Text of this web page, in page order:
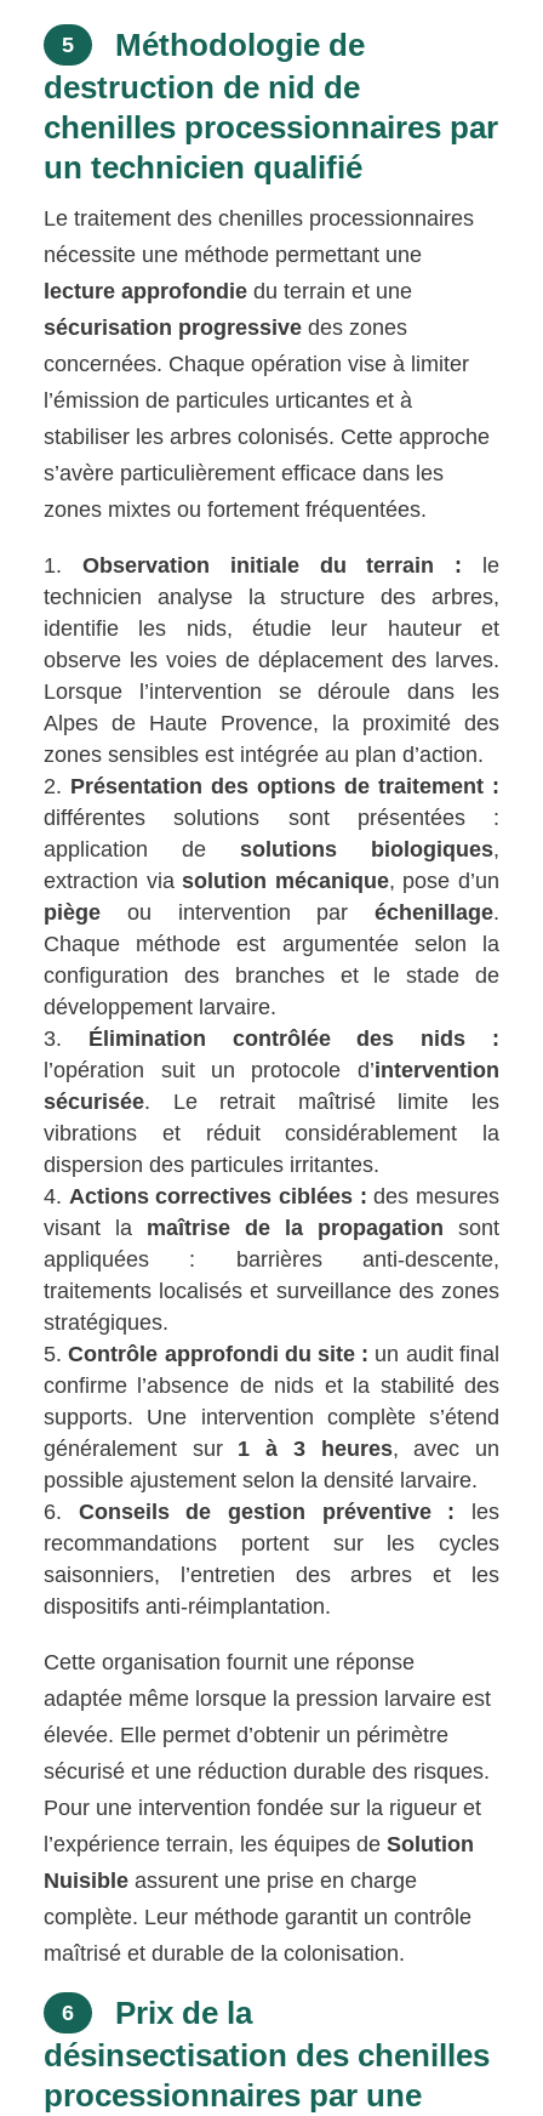
5
Méthodologie de
destruction de nid de
chenilles processionnaires par
un technicien qualifié
Le traitement des chenilles processionnaires
nécessite une méthode permettant une
lecture approfondie du terrain et une
sécurisation progressive des zones
concernées. Chaque opération vise à limiter
l’émission de particules urticantes et à
stabiliser les arbres colonisés. Cette approche
s’avère particulièrement efficace dans les
zones mixtes ou fortement fréquentées.
Observation initiale du terrain : le
technicien analyse la structure des arbres,
identifie les nids, étudie leur hauteur et
observe les voies de déplacement des larves.
Lorsque l’intervention se déroule dans les
Alpes de Haute Provence, la proximité des
zones sensibles est intégrée au plan d’action.
Présentation des options de traitement :
différentes solutions sont présentées :
application de solutions biologiques,
extraction viasolution mécanique, pose d’un
piège ou intervention par échenillage.
Chaque méthode est argumentée selon la
configuration des branches et le stade de
développement larvaire.
Élimination contrôlée des nids :
l’opération suit un protocole d’intervention
sécurisée. Le retrait maîtrisé limite les
vibrations et réduit considérablement la
dispersion des particules irritantes.
Actions correctives ciblées : des mesures
visant la maîtrise de la propagation sont
appliquées : barrières anti-descente,
traitements localisés et surveillance des zones
stratégiques.
Contrôle approfondi du site : un audit final
confirme l’absence de nids et la stabilité des
supports. Une intervention complète s’étend
généralement sur 1 à 3 heures, avec un
possible ajustement selon la densité larvaire.
Conseils de gestion préventive : les
recommandations portent sur les cycles
saisonniers, l’entretien des arbres et les
dispositifs anti-réimplantation.
Cette organisation fournit une réponse
adaptée même lorsque la pression larvaire est
élevée. Elle permet d’obtenir un périmètre
sécurisé et une réduction durable des risques.
Pour une intervention fondée sur la rigueur et
l’expérience terrain, les équipes deSolution
Nuisible assurent une prise en charge
complète. Leur méthode garantit un contrôle
maîtrisé et durable de la colonisation.
6
Prix de la
désinsectisation des chenilles
processionnaires par une